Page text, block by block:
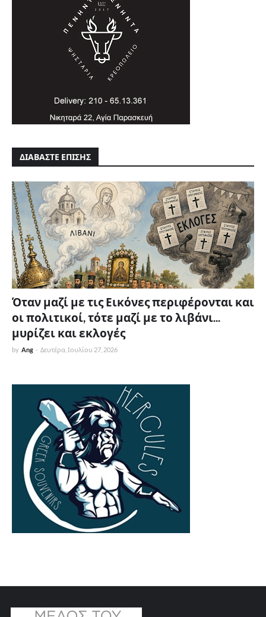
ΔΙΑΒΑΣΤΕ ΕΠΙΣΗΣ
Όταν μαζί με τις Εικόνες περιφέρονται και
οι πολιτικοί, τότε μαζί με το λιβάνι...
μυρίζει και εκλογές
by Ang - Δευτέρα, Ιουλίου 27, 2026